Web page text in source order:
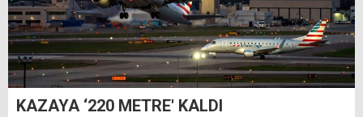
KAZAYA ‘220 METRE' KALDI